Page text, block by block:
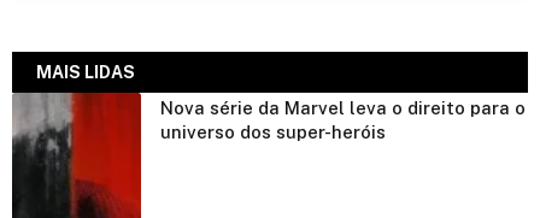
MAIS LIDAS
Nova série da Marvel leva o direito para o
universo dos super-heróis